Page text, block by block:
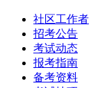
社区工作者
招考公告
考试动态
报考指南
备考资料